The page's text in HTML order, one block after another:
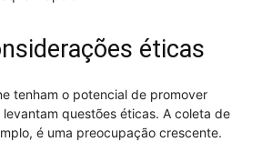
éticas
tenham o potencial de promover
questões éticas. A coleta de
é uma preocupação crescente.